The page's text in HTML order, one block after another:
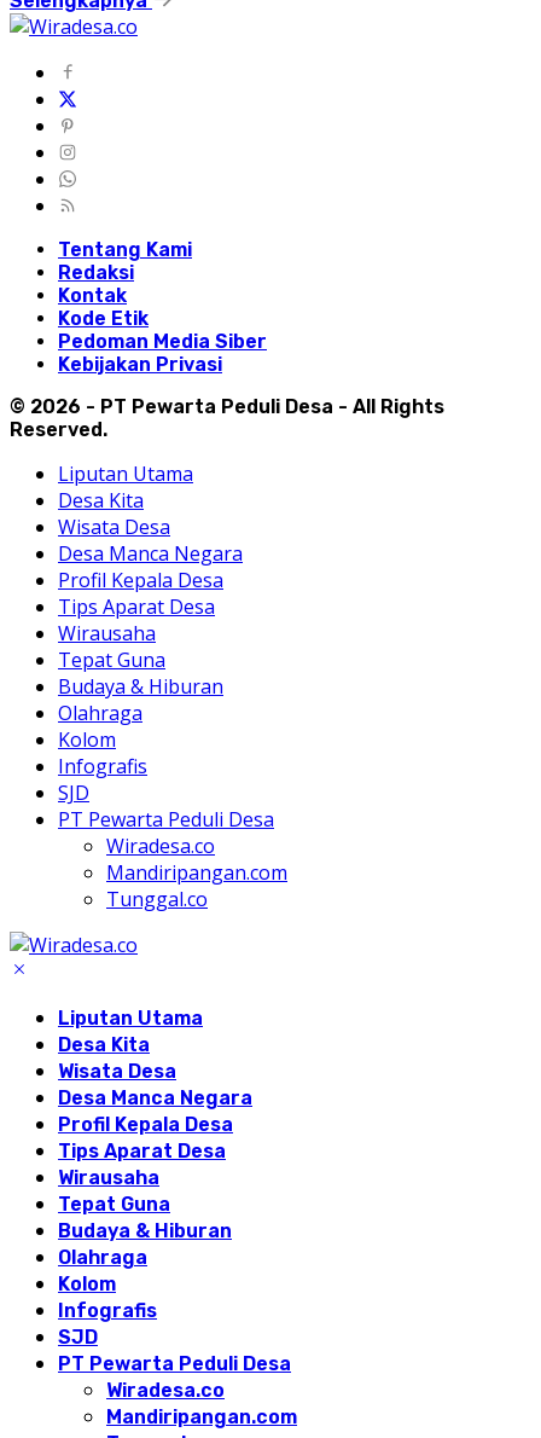
Tentang Kami
Redaksi
Kontak
Kode Etik
Pedoman Media Siber
Kebijakan Privasi
© 2026 - PT Pewarta Peduli Desa - All Rights
Reserved.
Liputan Utama
Desa Kita
Wisata Desa
Desa Manca Negara
Profil Kepala Desa
Tips Aparat Desa
Wirausaha
Tepat Guna
Budaya & Hiburan
Olahraga
Kolom
Infografis
SJD
PT Pewarta Peduli Desa
Wiradesa.co
Mandiripangan.com
Tunggal.co
Liputan Utama
Desa Kita
Wisata Desa
Desa Manca Negara
Profil Kepala Desa
Tips Aparat Desa
Wirausaha
Tepat Guna
Budaya & Hiburan
Olahraga
Kolom
Infografis
SJD
PT Pewarta Peduli Desa
Wiradesa.co
Mandiripangan.com